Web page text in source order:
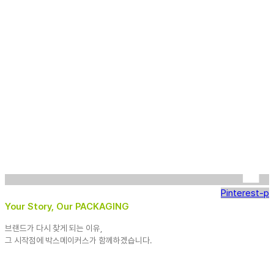
Pinterest-p
Your Story, Our PACKAGING
브랜드가 다시 찾게 되는 이유,
그 시작점에 박스메이커스가 함께하겠습니다.